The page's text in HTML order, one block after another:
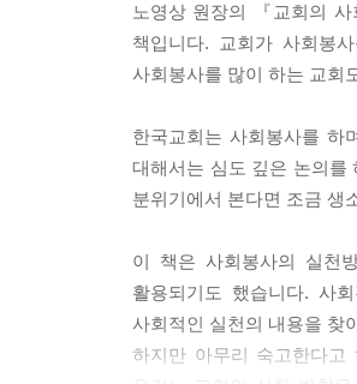
1) 지역사회를 위한 봉사는
2) 교회 청소년들의 자원봉
3) 전략 기획팀 회의 193
5) 기획과정 계획 195
6) 의견수렴 과정 196
7) 핵심가치 정하기 196
9) 목적 세우기 198
10) 환경분석 198
11) 비전의 수립 199
12) 발전목표의 설정 200
재조명함과 동시에 그것
용어가 자주 등장하곤 한다
주제다. 한국교회는 100년
되어야 할 것이다.
제2장에서 필자는 “기독
것만이 우리의 유일한 출
인내하며 사는 것만이 유
역사를 그렇게 비관적으로
길이 열리게 된다. 그 온전
노영상 원장의 『교회의
책입니다. 교회가 사회봉
사회봉사를 많이 하는 교회
한국교회는 사회봉사를 하
대해서는 심도 깊은 논의를
분위기에서 본다면 조금 생
이 책은 사회봉사의 실천
활용되기도 했습니다. 사
사회적인 실천의 내용을 찾
하지만 아무리 숙고한다